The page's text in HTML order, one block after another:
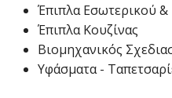
Έπιπλα Εσωτερικού
Έπιπλα Κουζίνας
Βιομηχανικός
Υφάσματα -